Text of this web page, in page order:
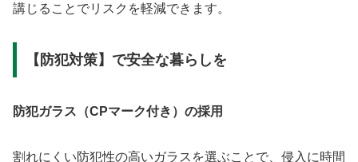
講じることでリスクを軽減できます。
【防犯対策】で安全な暮らしを
防犯ガラス（CPマーク付き）の採用
割れにくい防犯性の高いガラスを選ぶことで、侵入に時間